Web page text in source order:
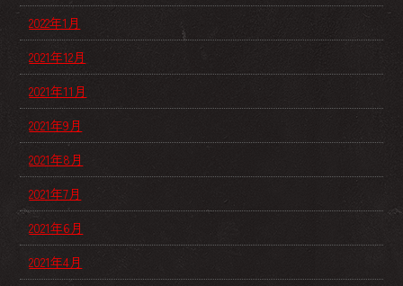
2022年1月
2021年12月
2021年11月
2021年9月
2021年8月
2021年7月
2021年6月
2021年4月